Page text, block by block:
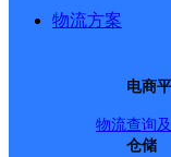
物流方案
电商
物流查询
仓储
已选
清空
百世快
中通快递(8)